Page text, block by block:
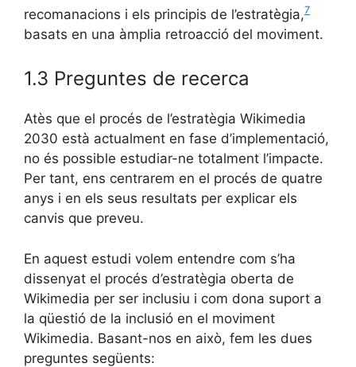
recomanacions i els principis de l’estratègia,7
basats en una àmplia retroacció del moviment.
1.3 Preguntes de recerca
Atès que el procés de l’estratègia Wikimedia
2030 està actualment en fase d’implementació,
no és possible estudiar-ne totalment l’impacte.
Per tant, ens centrarem en el procés de quatre
anys i en els seus resultats per explicar els
canvis que preveu.
En aquest estudi volem entendre com s’ha
dissenyat el procés d’estratègia oberta de
Wikimedia per ser inclusiu i com dona suport a
la qüestió de la inclusió en el moviment
Wikimedia. Basant-nos en això, fem les dues
preguntes següents: